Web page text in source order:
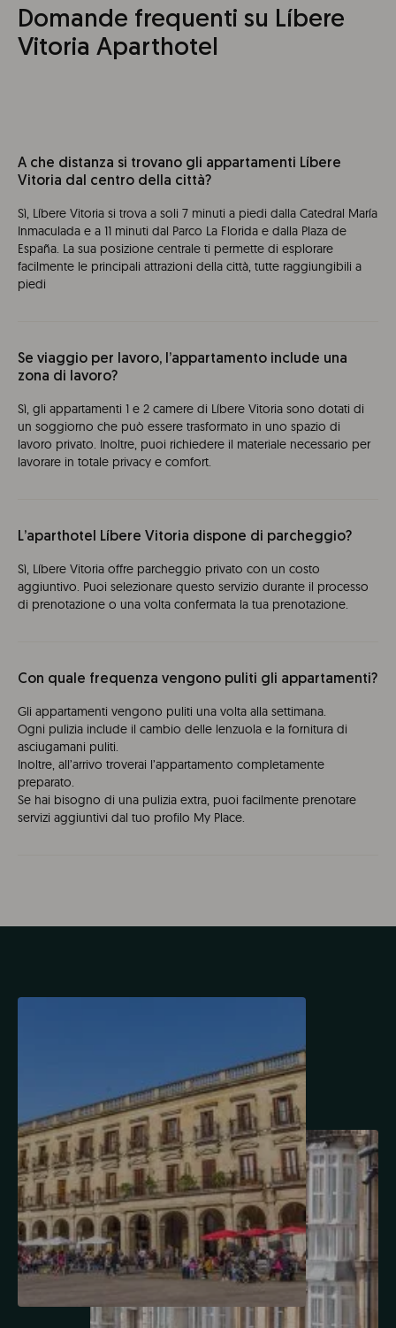
Domande frequenti su Líbere
Vitoria Aparthotel
A che distanza si trovano gli appartamenti Líbere
Vitoria dal centro della città?
Sì, Líbere Vitoria si trova a soli 7 minuti a piedi dalla Catedral María
Inmaculada e a 11 minuti dal Parco La Florida e dalla Plaza de
España. La sua posizione centrale ti permette di esplorare
facilmente le principali attrazioni della città, tutte raggiungibili a
piedi
Se viaggio per lavoro, l’appartamento include una
zona di lavoro?
Sì, gli appartamenti 1 e 2 camere di Líbere Vitoria sono dotati di
un soggiorno che può essere trasformato in uno spazio di
lavoro privato. Inoltre, puoi richiedere il materiale necessario per
lavorare in totale privacy e comfort.
L’aparthotel Líbere Vitoria dispone di parcheggio?
Sì, Líbere Vitoria offre parcheggio privato con un costo
aggiuntivo. Puoi selezionare questo servizio durante il processo
di prenotazione o una volta confermata la tua prenotazione.
Con quale frequenza vengono puliti gli appartamenti?
Gli appartamenti vengono puliti una volta alla settimana.
Ogni pulizia include il cambio delle lenzuola e la fornitura di
asciugamani puliti.
Inoltre, all’arrivo troverai l’appartamento completamente
preparato.
Se hai bisogno di una pulizia extra, puoi facilmente prenotare
servizi aggiuntivi dal tuo profilo My Place.